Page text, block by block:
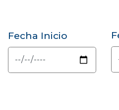
Fecha Inicio